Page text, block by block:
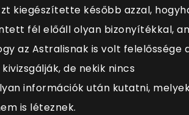
kiegészítette később azzal,
fél előáll olyan bizonyítékkal,
az Astralisnak is volt felelőssége
de nekik nincs
információk után kutatni,
is léteznek.